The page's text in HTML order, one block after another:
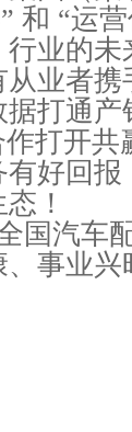
和 “运营
业的
业者
打通
作打开
有好回
！
国汽车
、事业